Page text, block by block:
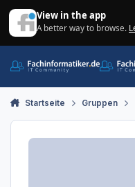
View in the app
A better way to browse.
Startseite Gruppen